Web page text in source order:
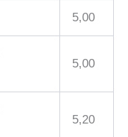
5,00
5,00
5,20